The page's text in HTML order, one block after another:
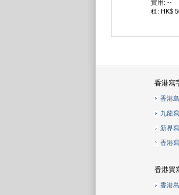
實用: --
租: HK$
香港寫
香港
九龍
新界
香港
香港買
香港